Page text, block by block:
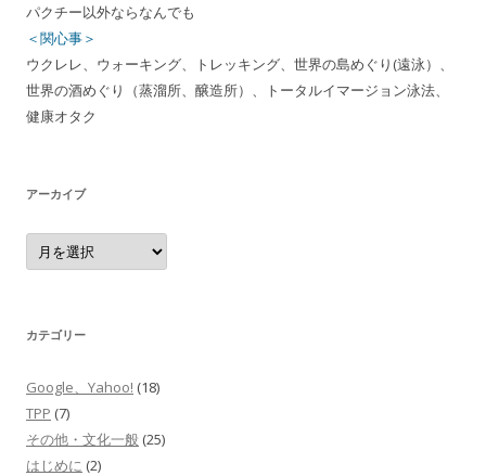
パクチー以外ならなんでも
＜関心事＞
ウクレレ、ウォーキング、トレッキング、世界の島めぐり(遠泳）、
世界の酒めぐり（蒸溜所、醸造所）、トータルイマージョン泳法、
健康オタク
アーカイブ
ア
ー
カ
カテゴリー
Google、Yahoo! (18)
TPP (7)
その他・文化一般 (25)
はじめに (2)